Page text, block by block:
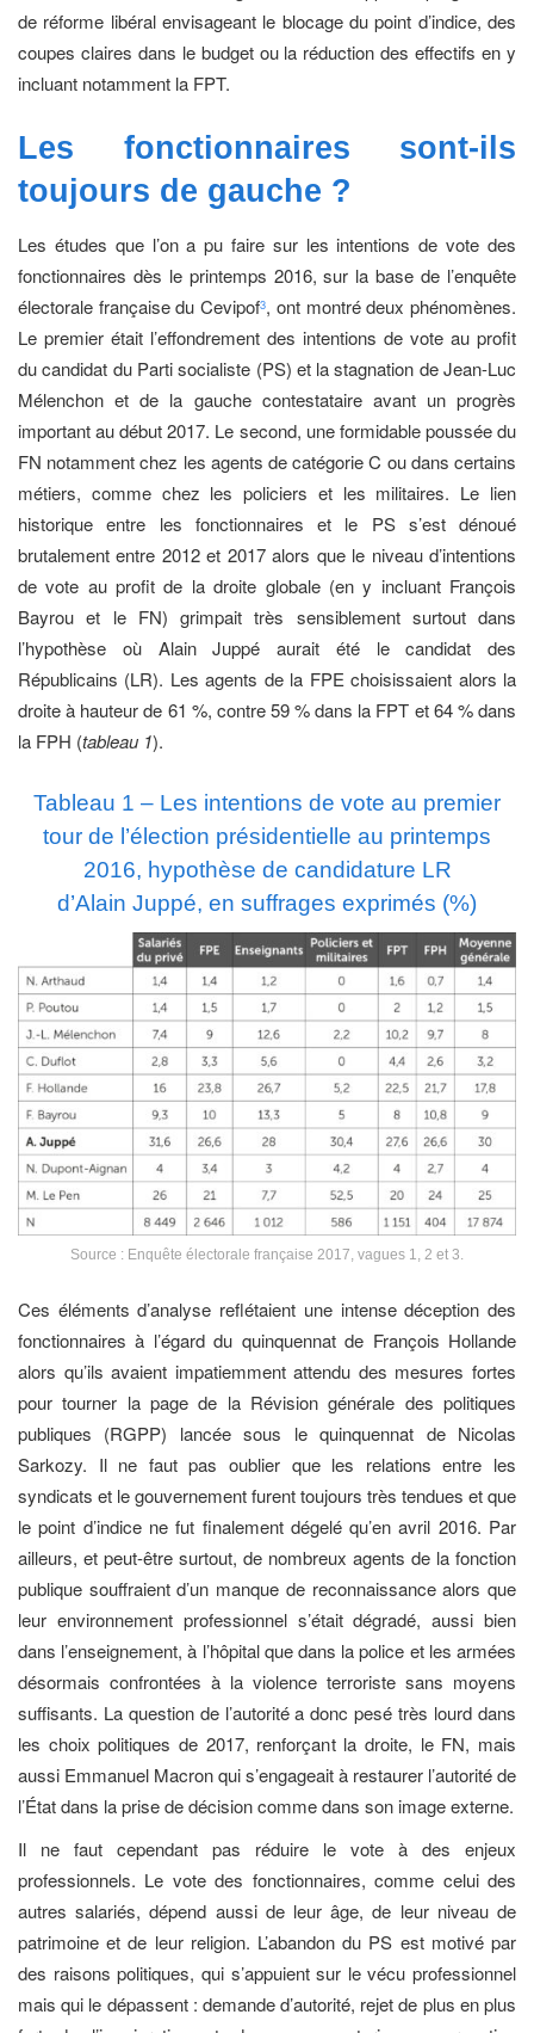
de réforme libéral envisageant le blocage du point d’indice, des
coupes claires dans le budget ou la réduction des effectifs en y
incluant notamment la FPT.
Les fonctionnaires sont-ils
toujours de gauche ?
Les études que l’on a pu faire sur les intentions de vote des
fonctionnaires dès le printemps 2016, sur la base de l’enquête
électorale française du Cevipof3, ont montré deux phénomènes.
Le premier était l’effondrement des intentions de vote au profit
du candidat du Parti socialiste (PS) et la stagnation de Jean-Luc
Mélenchon et de la gauche contestataire avant un progrès
important au début 2017. Le second, une formidable poussée du
FN notamment chez les agents de catégorie C ou dans certains
métiers, comme chez les policiers et les militaires. Le lien
historique entre les fonctionnaires et le PS s’est dénoué
brutalement entre 2012 et 2017 alors que le niveau d’intentions
de vote au profit de la droite globale (en y incluant François
Bayrou et le FN) grimpait très sensiblement surtout dans
l’hypothèse où Alain Juppé aurait été le candidat des
Républicains (LR). Les agents de la FPE choisissaient alors la
droite à hauteur de 61 %, contre 59 % dans la FPT et 64 % dans
la FPH (tableau 1).
Tableau 1 – Les intentions de vote au premier
tour de l’élection présidentielle au printemps
2016, hypothèse de candidature LR
d’Alain Juppé, en suffrages exprimés (%)
Source : Enquête électorale française 2017, vagues 1, 2 et 3.
Ces éléments d’analyse reflétaient une intense déception des
fonctionnaires à l’égard du quinquennat de François Hollande
alors qu’ils avaient impatiemment attendu des mesures fortes
pour tourner la page de la Révision générale des politiques
publiques (RGPP) lancée sous le quinquennat de Nicolas
Sarkozy. Il ne faut pas oublier que les relations entre les
syndicats et le gouvernement furent toujours très tendues et que
le point d’indice ne fut finalement dégelé qu’en avril 2016. Par
ailleurs, et peut-être surtout, de nombreux agents de la fonction
publique souffraient d’un manque de reconnaissance alors que
leur environnement professionnel s’était dégradé, aussi bien
dans l’enseignement, à l’hôpital que dans la police et les armées
désormais confrontées à la violence terroriste sans moyens
suffisants. La question de l’autorité a donc pesé très lourd dans
les choix politiques de 2017, renforçant la droite, le FN, mais
aussi Emmanuel Macron qui s’engageait à restaurer l’autorité de
l’État dans la prise de décision comme dans son image externe.
Il ne faut cependant pas réduire le vote à des enjeux
professionnels. Le vote des fonctionnaires, comme celui des
autres salariés, dépend aussi de leur âge, de leur niveau de
patrimoine et de leur religion. L’abandon du PS est motivé par
des raisons politiques, qui s’appuient sur le vécu professionnel
mais qui le dépassent : demande d’autorité, rejet de plus en plus